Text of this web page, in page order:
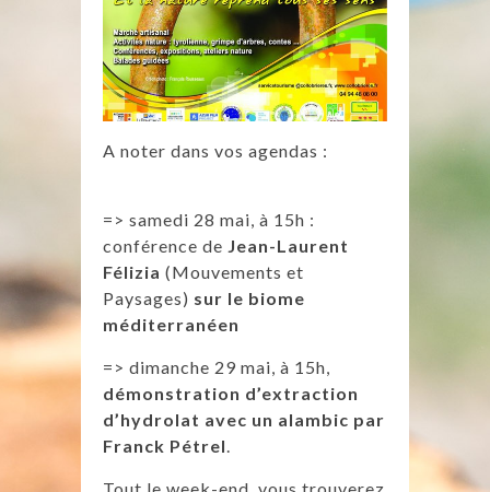
A noter dans vos agendas :
=> samedi 28 mai, à 15h :
conférence de Jean-Laurent
Félizia (Mouvements et
Paysages) sur le biome
méditerranéen
=> dimanche 29 mai, à 15h,
démonstration d’extraction
d’hydrolat avec un alambic par
Franck Pétrel
Tout le week-end, vous trouverez